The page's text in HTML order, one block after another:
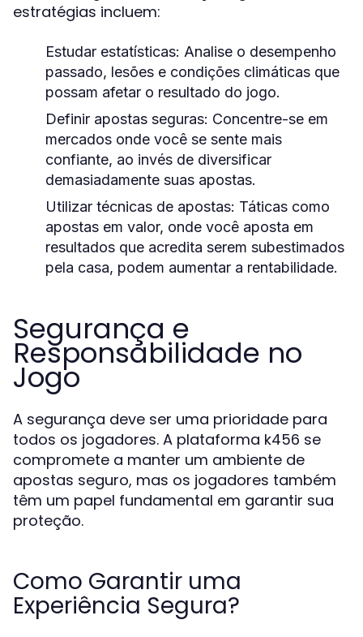
estratégias incluem:
Estudar estatísticas: Analise o desempenho
passado, lesões e condições climáticas que
possam afetar o resultado do jogo.
Definir apostas seguras: Concentre-se em
mercados onde você se sente mais
confiante, ao invés de diversificar
demasiadamente suas apostas.
Utilizar técnicas de apostas: Táticas como
apostas em valor, onde você aposta em
resultados que acredita serem subestimados
pela casa, podem aumentar a rentabilidade.
Segurança e
Responsabilidade no
Jogo
A segurança deve ser uma prioridade para
todos os jogadores. A plataforma k456 se
compromete a manter um ambiente de
apostas seguro, mas os jogadores também
têm um papel fundamental em garantir sua
proteção.
Como Garantir uma
Experiência Segura?